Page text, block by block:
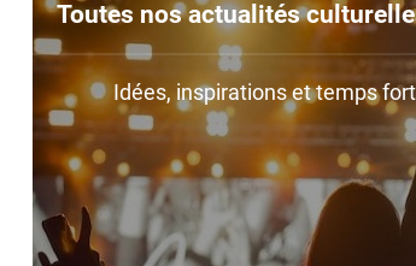
Toutes nos actualités
Idées, inspirations et temps